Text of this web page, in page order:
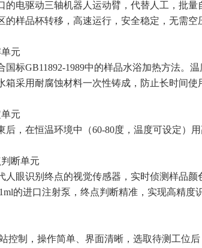
的电驱动三轴机器人运动臂，代替人工，
的样品杯转移，高速运行，安全稳定，无需空
元
国标GB11892-1989中的样品水浴加热方法。
箱采用耐腐蚀材料一次性铸成，防止长时间使
元
后，在恒温环境中（60-80度，温度可设定）
断单元
人眼识别终点的视觉传感器，实时侦测样品
的进口注射泵，终点判断精准，实现高精度
控制，操作简单、界面清晰，选取待测工位